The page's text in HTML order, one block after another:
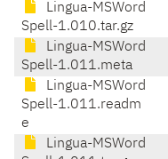
Lingua-MSWord
Spell-1.010.tar.gz
Lingua-MSWord
Spell-1.011.meta
Lingua-MSWord
Spell-1.011.readm
e
Lingua-MSWord